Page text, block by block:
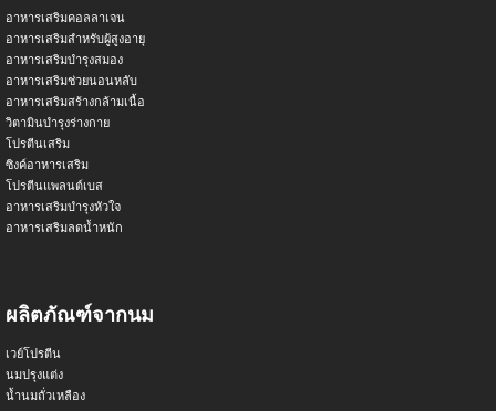
อาหารเสริมคอลลาเจน
อาหารเสริมสำหรับผู้สูงอายุ
อาหารเสริมบำรุงสมอง
อาหารเสริมช่วยนอนหลับ
อาหารเสริมสร้างกล้ามเนื้อ
วิตามินบำรุงร่างกาย
โปรตีนเสริม
ซิงค์อาหารเสริม
โปรตีนแพลนต์เบส
อาหารเสริมบำรุงหัวใจ
อาหารเสริมลดน้ำหนัก
ผลิตภัณฑ์จากนม
เวย์โปรตีน
นมปรุงแต่ง
น้ำนมถั่วเหลือง